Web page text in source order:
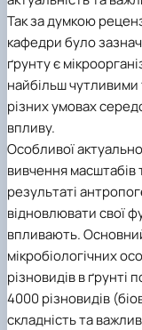
Так за думкою
кафедри було
ґрунту є
найбільш
різних умовах
впливу.
Особливої
вивчення масштабів
результаті
відновлювати свої
впливають.
мікробіологічних
різновидів в ґрунті
4000 різновидів
складність та